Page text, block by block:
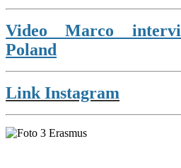
Video Marco
Poland
Link Instagram